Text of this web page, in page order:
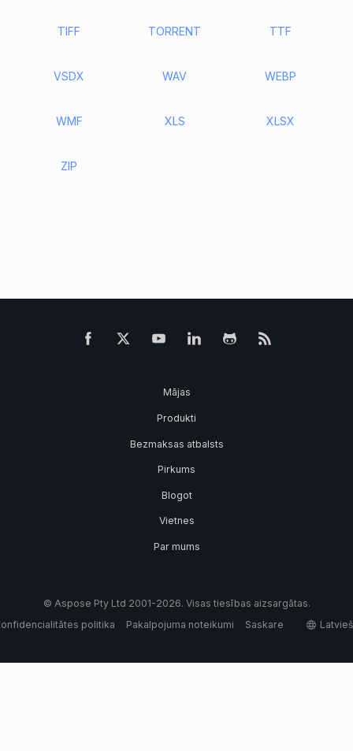
TIFF TORRENT TTF
VSDX WAV WEBP
WMF XLS XLSX
ZIP
Mājas
Produkti
Bezmaksas atbalsts
Pirkums
Blogot
Vietnes
Par mums
© Aspose Pty Ltd 2001-2026. Visas tiesības aizsargātas.
politika
Pakalpojuma noteikumi Saskare